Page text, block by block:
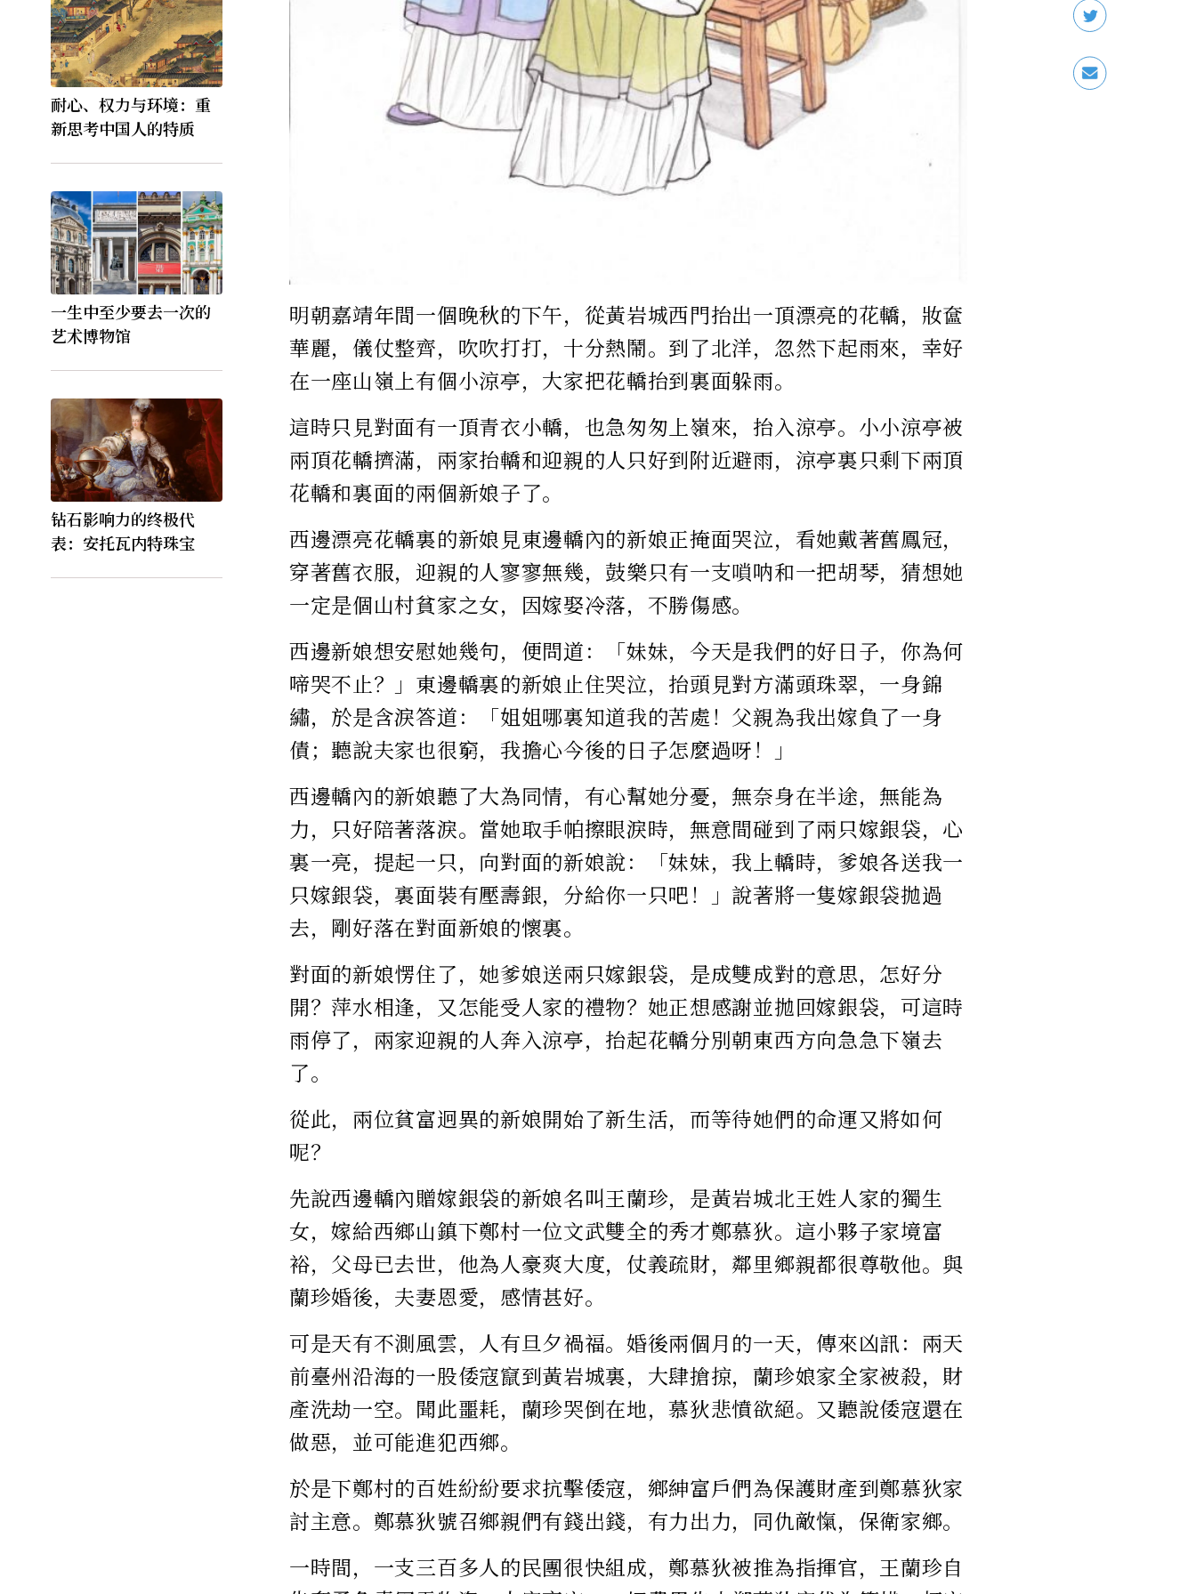
耐心、权力与环境：重
新思考中国人的特质
一生中至少要去一次的
艺术博物馆
钻石影响力的终极代
表：安托瓦内特珠宝
明朝嘉靖年間一個晚秋的下午，從黃岩城西門抬出一頂漂亮的花轎，妝奩
華麗，儀仗整齊，吹吹打打，十分熱鬧。到了北洋，忽然下起雨來，幸好
在一座山嶺上有個小涼亭，大家把花轎抬到裏面躲雨。
這時只見對面有一頂青衣小轎，也急匆匆上嶺來，抬入涼亭。小小涼亭被
兩頂花轎擠滿，兩家抬轎和迎親的人只好到附近避雨，涼亭裏只剩下兩頂
花轎和裏面的兩個新娘子了。
西邊漂亮花轎裏的新娘見東邊轎內的新娘正掩面哭泣，看她戴著舊鳳冠，
穿著舊衣服，迎親的人寥寥無幾，鼓樂只有一支嗩呐和一把胡琴，猜想她
一定是個山村貧家之女，因嫁娶冷落，不勝傷感。
西邊新娘想安慰她幾句，便問道：「妹妹，今天是我們的好日子，你為何
啼哭不止？」東邊轎裏的新娘止住哭泣，抬頭見對方滿頭珠翠，一身錦
繡，於是含淚答道：「姐姐哪裏知道我的苦處！父親為我出嫁負了一身
債；聽說夫家也很窮，我擔心今後的日子怎麼過呀！」
西邊轎內的新娘聽了大為同情，有心幫她分憂，無奈身在半途，無能為
力，只好陪著落淚。當她取手帕擦眼淚時，無意間碰到了兩只嫁銀袋，心
裏一亮，提起一只，向對面的新娘說：「妹妹，我上轎時，爹娘各送我一
只嫁銀袋，裏面裝有壓壽銀，分給你一只吧！」說著將一隻嫁銀袋拋過
去，剛好落在對面新娘的懷裏。
對面的新娘愣住了，她爹娘送兩只嫁銀袋，是成雙成對的意思，怎好分
開？萍水相逢，又怎能受人家的禮物？她正想感謝並拋回嫁銀袋，可這時
雨停了，兩家迎親的人奔入涼亭，抬起花轎分別朝東西方向急急下嶺去
了。
從此，兩位貧富迥異的新娘開始了新生活，而等待她們的命運又將如何
呢？
先說西邊轎內贈嫁銀袋的新娘名叫王蘭珍，是黃岩城北王姓人家的獨生
女，嫁給西鄉山鎮下鄭村一位文武雙全的秀才鄭慕狄。這小夥子家境富
裕，父母已去世，他為人豪爽大度，仗義疏財，鄰里鄉親都很尊敬他。與
蘭珍婚後，夫妻恩愛，感情甚好。
可是天有不測風雲，人有旦夕禍福。婚後兩個月的一天，傳來凶訊：兩天
前臺州沿海的一股倭寇竄到黃岩城裏，大肆搶掠，蘭珍娘家全家被殺，財
產洗劫一空。聞此噩耗，蘭珍哭倒在地，慕狄悲憤欲絕。又聽說倭寇還在
做惡，並可能進犯西鄉。
於是下鄭村的百姓紛紛要求抗擊倭寇，鄉紳富戶們為保護財產到鄭慕狄家
討主意。鄭慕狄號召鄉親們有錢出錢，有力出力，同仇敵愾，保衛家鄉。
一時間，一支三百多人的民團很快組成，鄭慕狄被推為指揮官，王蘭珍自